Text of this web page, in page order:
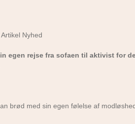
egen rejse fra sofaen til aktivist for
brød med sin egen følelse af